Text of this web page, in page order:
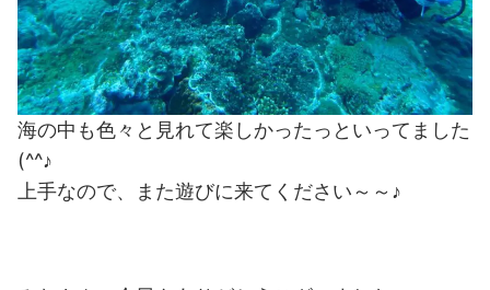
海の中も色々と見れて楽しかったっといってました
(^^♪
上手なので、また遊びに来てください～～♪